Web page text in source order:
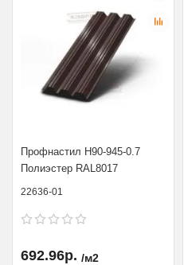
Профнастил Н90-945-0.7
Полиэстер RAL8017
22636-01
692.96р. /м2